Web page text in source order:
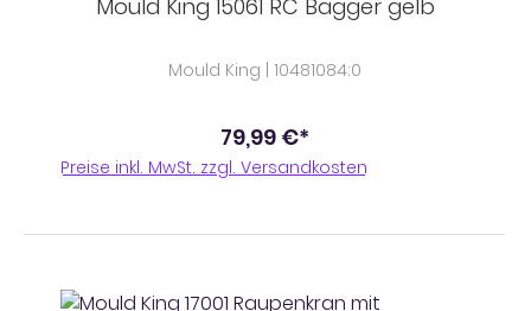
Mould King 15061 RC Bagger gelb
Mould King | 10481084;0
79,99 €*
Preise inkl. MwSt. zzgl. Versandkosten